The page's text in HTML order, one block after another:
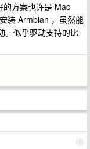
的方案也许是 Mac
装 Armbian ，虽然能
。似乎驱动支持的比
1